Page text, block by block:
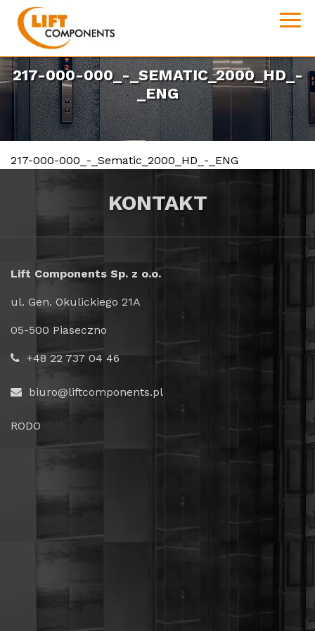
217-000-000_-_SEMATIC_2000_HD_-
_ENG
217-000-000_-_Sematic_2000_HD_-_ENG
KONTAKT
Lift Components Sp. z o.o.
ul. Gen. Okulickiego 21A
05-500 Piaseczno
+48 22 737 04 46
biuro@liftcomponents.pl
RODO